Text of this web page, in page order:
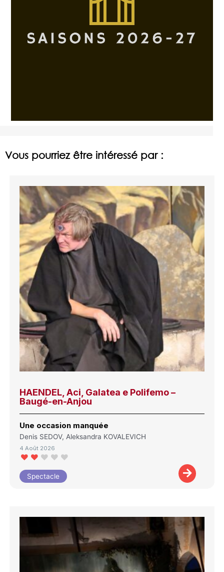
Vous pourriez être intéressé par :
HAENDEL, Aci, Galatea e Polifemo –
Baugé-en-Anjou
Une occasion manquée
Denis SEDOV, Aleksandra KOVALEVICH
4 Août 2026
Spectacle